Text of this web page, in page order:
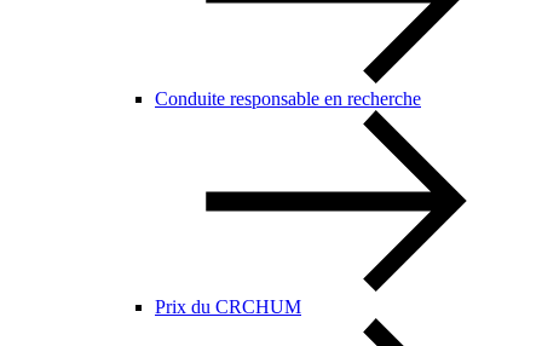
Conduite responsable en recherche
Prix du CRCHUM